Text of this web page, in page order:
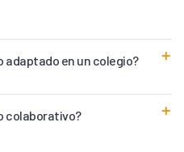
adaptado en un colegio?
colaborativo?